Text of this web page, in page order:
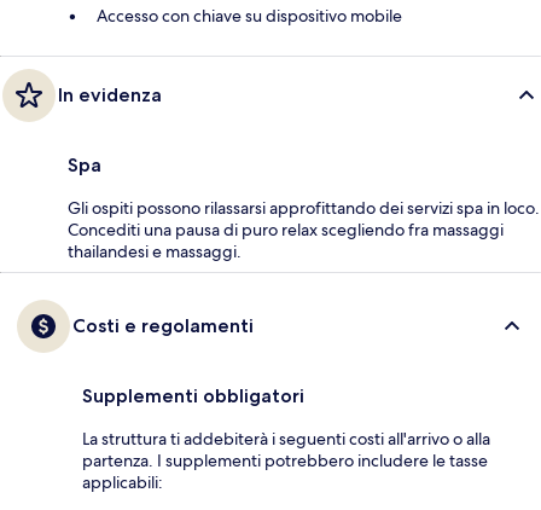
Accesso con chiave su dispositivo mobile
In evidenza
Spa
Gli ospiti possono rilassarsi approfittando dei servizi spa in loco.
Concediti una pausa di puro relax scegliendo fra massaggi
thailandesi e massaggi.
Costi e regolamenti
Supplementi obbligatori
La struttura ti addebiterà i seguenti costi all'arrivo o alla
partenza. I supplementi potrebbero includere le tasse
applicabili: